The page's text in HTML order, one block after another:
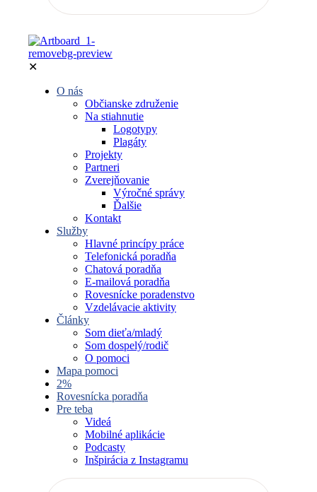
✕
O nás
Občianske združenie
Na stiahnutie
Logotypy
Plagáty
Projekty
Partneri
Zverejňovanie
Výročné správy
Ďalšie
Kontakt
Služby
Hlavné princípy práce
Telefonická poradňa
Chatová poradňa
E-mailová poradňa
Rovesnícke poradenstvo
Vzdelávacie aktivity
Články
Som dieťa/mladý
Som dospelý/rodič
O pomoci
Mapa pomoci
2%
Rovesnícka poradňa
Pre teba
Videá
Mobilné aplikácie
Podcasty
Inšpirácia z Instagramu